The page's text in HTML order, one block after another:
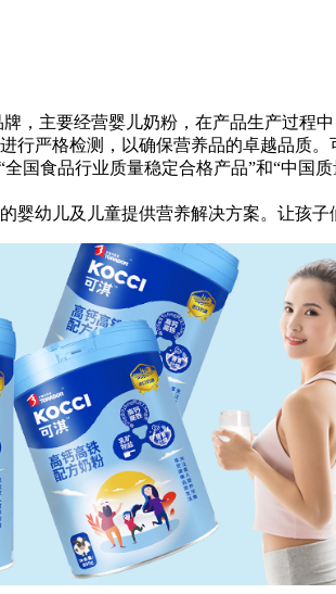
主要经营婴儿奶粉，在产品生产过程
行严格检测，以确保营养品的卓越品质
国食品行业质量稳定合格产品”和“中国质
幼儿及儿童提供营养解决方案。让孩